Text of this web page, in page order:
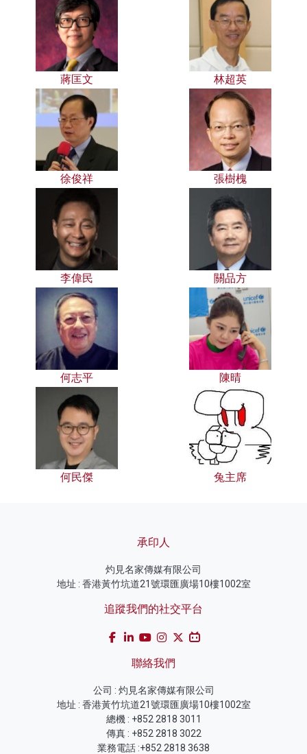
蔣匡文 林超英
徐俊祥 張樹槐
李偉民 關品方
何志平 陳晴
何民傑 兔主席
承印人
灼見名家傳媒有限公司
地址 : 香港黃竹坑道21號環匯廣場10樓1002室
追蹤我們的社交平台
聯絡我們
公司 : 灼見名家傳媒有限公司
地址 : 香港黃竹坑道21號環匯廣場10樓1002室
總機 : +852 2818 3011
傳真 : +852 2818 3022
業務電話 :+852 2818 3638